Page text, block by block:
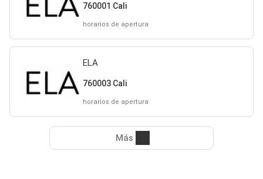
760001 Cali
horarios de apertura
ELA
760003 Cali
horarios de apertura
Más